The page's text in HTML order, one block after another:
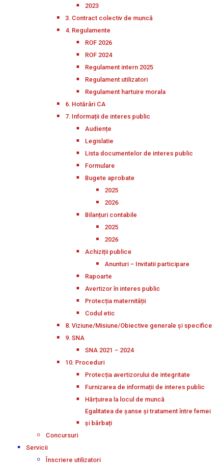
2023
3. Contract colectiv de muncă
4. Regulamente
ROF 2026
ROF 2024
Regulament intern 2025
Regulament utilizatori
Regulament hartuire morala
6. Hotărâri CA
7. Informații de interes public
Audiențe
Legislatie
Lista documentelor de interes public
Formulare
Bugete aprobate
2025
2026
Bilanțuri contabile
2025
2026
Achiziții publice
Anunturi – Invitatii participare
Rapoarte
Avertizor în interes public
Protecția maternității
Codul etic
8. Viziune/Misiune/Obiective generale și specifice
9. SNA
SNA 2021 – 2024
10. Proceduri
Protecția avertizorului de integritate
Furnizarea de informații de interes public
Hărțuirea la locul de muncă
Egalitatea de șanse și tratament între femei
și bărbați
Concursuri
Servicii
Înscriere utilizatori